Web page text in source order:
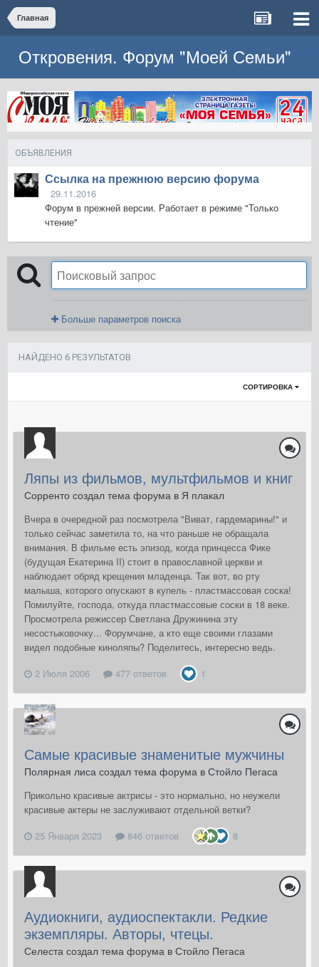
Главная
Откровения. Форум "Моей Семьи"
ОБЪЯВЛЕНИЯ
Ссылка на прежнюю версию форума
29.11.2016
Форум в прежней версии. Работает в режиме "Только
чтение"
Больше параметров поиска
НАЙДЕНО 6 РЕЗУЛЬТАТОВ
СОРТИРОВКА
Ляпы из фильмов, мультфильмов и книг
Сорренто создал тема форума в Я плакал
Вчера в очередной раз посмотрела "Виват, гардемарины!" и
только сейчас заметила то, на что раньше не обращала
внимания. В фильме есть эпизод, когда принцесса Фике
(будущая Екатерина II) стоит в православной церкви и
наблюдает обряд крещения младенца. Так вот, во рту
малыша, которого опускают в купель - пластмассовая соска!
Помилуйте, господа, откуда пластмассовые соски в 18 веке.
Просмотрела режиссер Светлана Дружинина эту
несостыковочку... Форумчане, а кто еще своими глазами
видел подобные киноляпы? Поделитесь, интересно ведь.
2 Июля 2006
477 ответов 1
Самые красивые знаменитые мужчины
Полярная лиса создал тема форума в Стойло Пегаса
Прикольно красивые актрисы - это нормально, но неужели
красивые актеры не заслуживают отдельной ветки?
25 Января 2023
846 ответов 8
Аудиокниги, аудиоспектакли. Редкие
экземпляры. Авторы, чтецы.
Селеста создал тема форума в Стойло Пегаса